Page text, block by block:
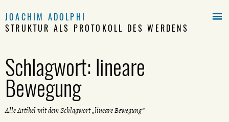
JOACHIM ADOLPHI
STRUKTUR ALS PROTOKOLL DES WERDENS
Schlagwort:lineare
Bewegung
Alle Artikel mit dem Schlagwort „lineare Bewegung“
